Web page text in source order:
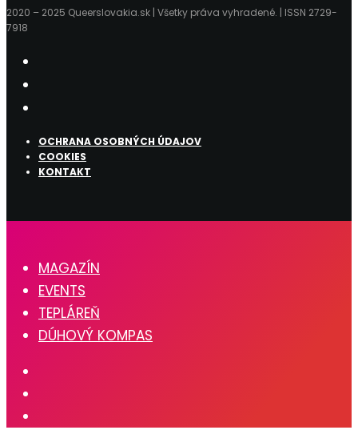
2020 – 2025 Queerslovakia.sk | Všetky práva vyhradené. | ISSN 2729-
7918
OCHRANA OSOBNÝCH ÚDAJOV
COOKIES
KONTAKT
MAGAZÍN
EVENTS
TEPLÁREŇ
DÚHOVÝ KOMPAS